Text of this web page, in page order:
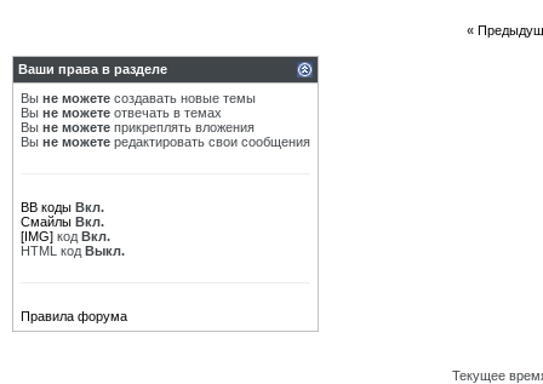
«
Ваши права в разделе
Вы не можете создавать новые темы
Вы не можете отвечать в темах
Вы не можете прикреплять вложения
Вы не можете редактировать свои сообщения
BB коды Вкл.
Смайлы Вкл.
[IMG] код Вкл.
HTML код Выкл.
Правила форума
Текущее